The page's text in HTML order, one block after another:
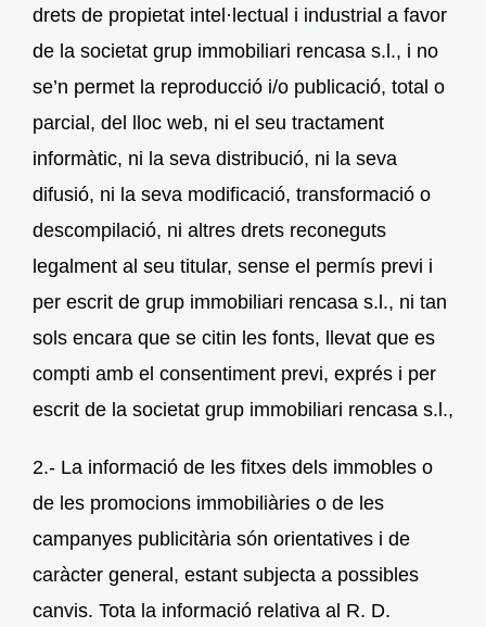
drets de propietat intel·lectual i industrial a favor
de la societat grup immobiliari rencasa s.l., i no
se’n permet la reproducció i/o publicació, total o
parcial, del lloc web, ni el seu tractament
informàtic, ni la seva distribució, ni la seva
difusió, ni la seva modificació, transformació o
descompilació, ni altres drets reconeguts
legalment al seu titular, sense el permís previ i
per escrit de grup immobiliari rencasa s.l., ni tan
sols encara que se citin les fonts, llevat que es
compti amb el consentiment previ, exprés i per
escrit de la societat grup immobiliari rencasa s.l.,
2.- La informació de les fitxes dels immobles o
de les promocions immobiliàries o de les
campanyes publicitària són orientatives i de
caràcter general, estant subjecta a possibles
canvis. Tota la informació relativa al R. D.